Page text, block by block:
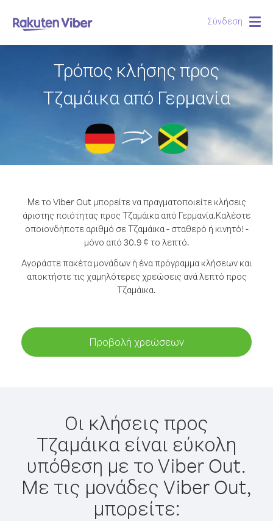
Σύνδεση
Τρόπος κλήσης προς
Τζαμάικα από Γερμανία
Με το Viber Out μπορείτε να πραγματοποιείτε κλήσεις
άριστης ποιότητας προς Τζαμάικα από Γερμανία.Καλέστε
οποιονδήποτε αριθμό σε Τζαμάικα - σταθερό ή κινητό! -
μόνο από 30.9 ¢ το λεπτό.
Αγοράστε πακέτα μονάδων ή ένα πρόγραμμα κλήσεων και
αποκτήστε τις χαμηλότερες χρεώσεις ανά λεπτό προς
Τζαμάικα.
Προβολή χρεώσεων
Οι κλήσεις προς
Τζαμάικα είναι εύκολη
υπόθεση με το Viber Out.
Με τις μονάδες Viber Out,
μπορείτε: